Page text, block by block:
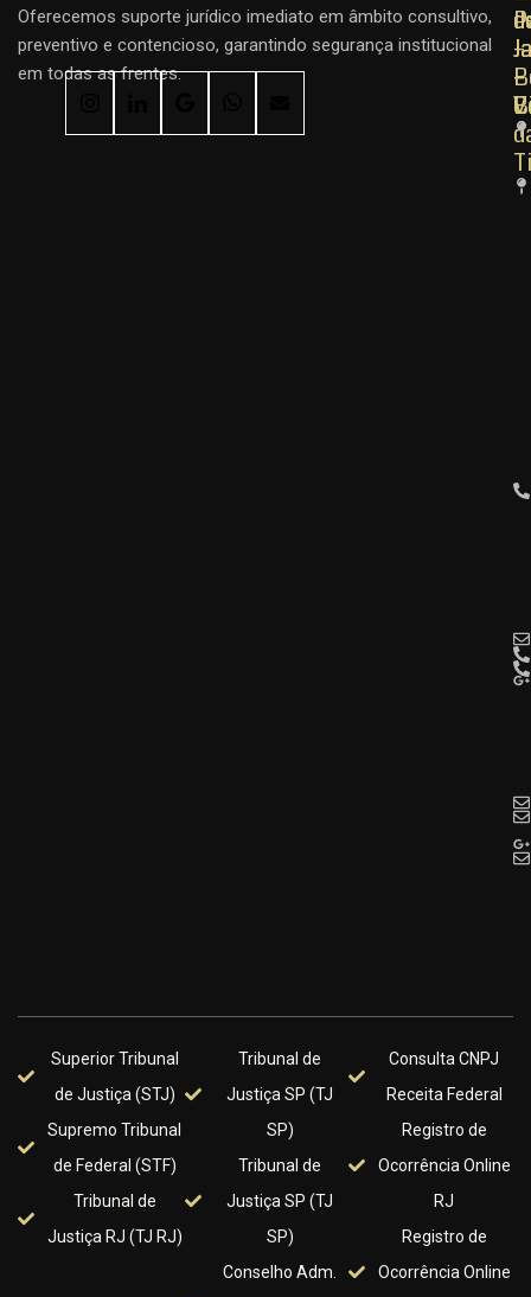
Oferecemos suporte jurídico imediato em âmbito consultivo,
preventivo e contencioso, garantindo segurança institucional
em todas as frentes.
–
–
–
Superior Tribunal
de Justiça (STJ)
Supremo Tribunal
de Federal (STF)
Tribunal de
Justiça RJ (TJ RJ)
Tribunal de
Justiça SP (TJ
SP)
Tribunal de
Justiça SP (TJ
SP)
Conselho Adm.
Consulta CNPJ
Receita Federal
Registro de
Ocorrência Online
RJ
Registro de
Ocorrência Online